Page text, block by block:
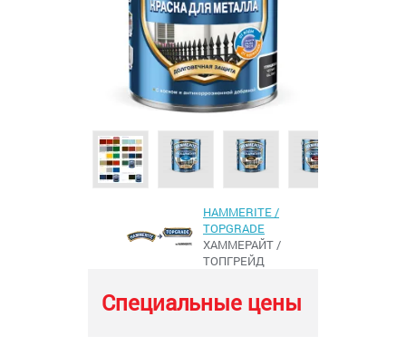
HAMMERITE /
TOPGRADE
ХАММЕРАЙТ /
ТОПГРЕЙД
Специальные цены